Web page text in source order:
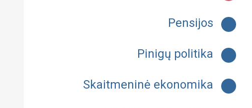
Pensijos
Pinigų politika
Skaitmeninė ekonomika